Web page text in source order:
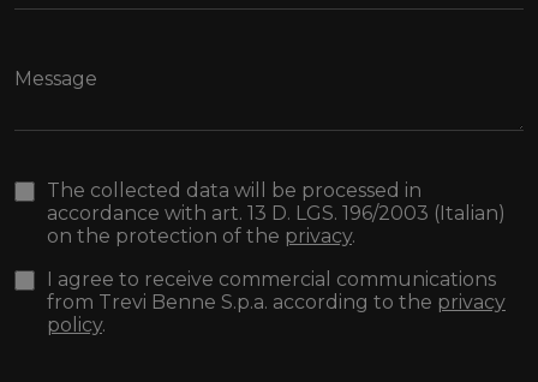
The collected data will be processed in
accordance with art. 13 D. LGS. 196/2003 (Italian)
on the protection of the privacy.
I agree to receive commercial communications
from Trevi Benne S.p.a. according to the privacy
policy.